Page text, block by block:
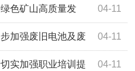
外部环境》... 04-11
色矿山高质量发
04-11
加强废旧电池及废
理》（第112... 04-11
实加强职业培训提